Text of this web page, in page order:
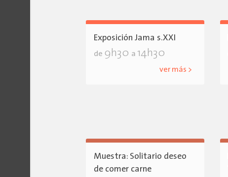
Exposición Jama s.XXI
de 9h30 a 14h30
ver más >
Muestra: Solitario deseo
de comer carne